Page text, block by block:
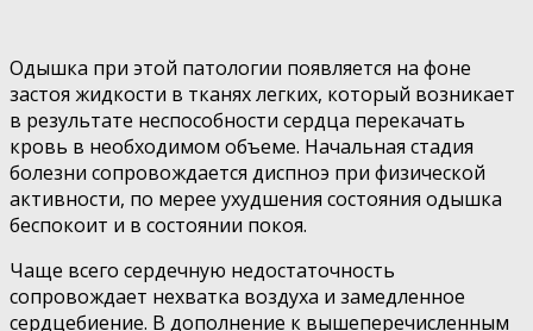
Одышка при этой патологии появляется на фоне
застоя жидкости в тканях легких, который возникает
в результате неспособности сердца перекачать
кровь в необходимом объеме. Начальная стадия
болезни сопровождается диспноэ при физической
активности, по мерее ухудшения состояния одышка
беспокоит и в состоянии покоя.
Чаще всего сердечную недостаточность
сопровождает нехватка воздуха и замедленное
сердцебиение. В дополнение к вышеперечисленным